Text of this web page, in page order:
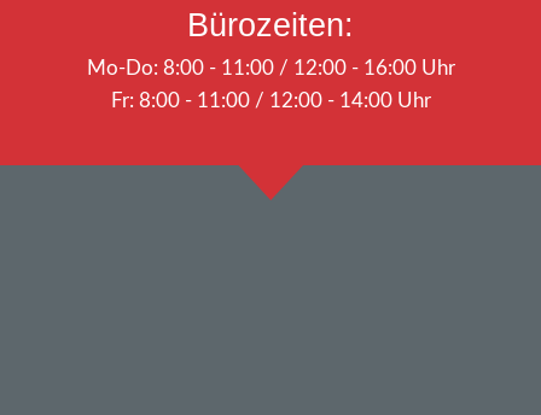
Bürozeiten:
Mo-Do: 8:00 - 11:00 / 12:00 - 16:00 Uhr
Fr: 8:00 - 11:00 / 12:00 - 14:00 Uhr